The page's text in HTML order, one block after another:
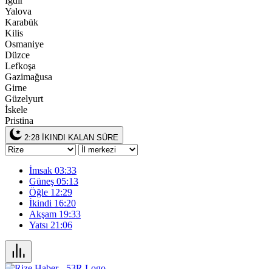
Yalova
Karabük
Kilis
Osmaniye
Düzce
Lefkoşa
Gazimağusa
Girne
Güzelyurt
İskele
Pristina
2:28 İKINDI KALAN SÜRE
İmsak 03:33
Güneş 05:13
Öğle 12:29
İkindi 16:20
Akşam 19:33
Yatsı 21:06